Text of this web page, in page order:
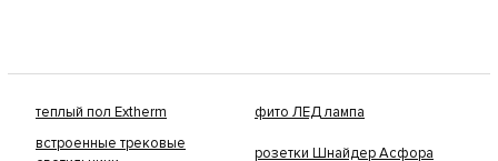
теплый пол Extherm
фито ЛЕД лампа
встроенные трековые
розетки Шнайдер Асфора